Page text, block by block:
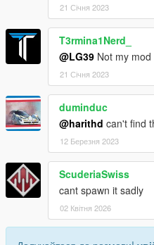
21 Січня 2023
T3rmina1Nerd_
@LG39 Not my mod
21 Січня 2023
duminduc
@harithd can't find
12 Березня 2023
ScuderiaSwiss
cant spawn it sadly
02 Квітня 2026